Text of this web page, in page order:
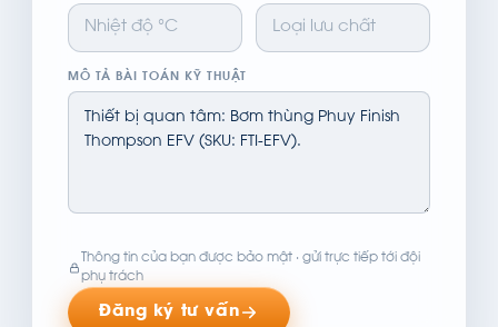
MÔ TẢ BÀI TOÁN KỸ THUẬT
Thông tin của bạn được bảo mật · gửi trực tiếp tới đội
phụ trách
Đăng ký tư vấn